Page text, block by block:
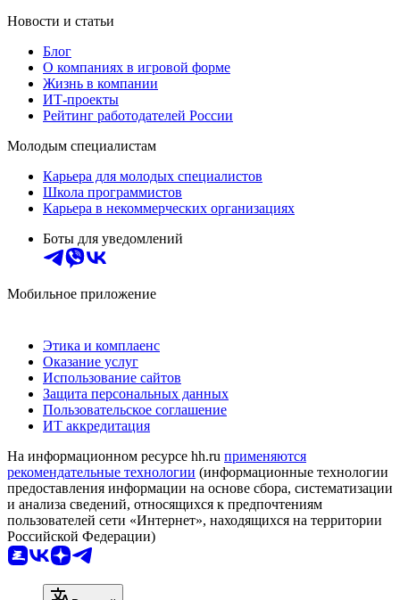
Новости и статьи
Блог
О компаниях в игровой форме
Жизнь в компании
ИТ-проекты
Рейтинг работодателей России
Молодым специалистам
Карьера для молодых специалистов
Школа программистов
Карьера в некоммерческих организациях
Боты для уведомлений
Мобильное приложение
Этика и комплаенс
Оказание услуг
Использование сайтов
Защита персональных данных
Пользовательское соглашение
ИТ аккредитация
На информационном ресурсе hh.ru применяются
рекомендательные технологии (информационные технологии
предоставления информации на основе сбора, систематизации
и анализа сведений, относящихся к предпочтениям
пользователей сети «Интернет», находящихся на территории
Российской Федерации)